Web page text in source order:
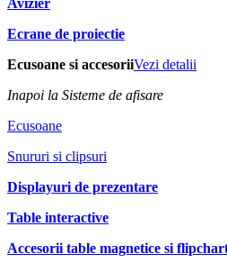
Avizier
Ecrane de proiectie
Ecusoane si accesoriiVezi detalii
Inapoi la Sisteme de afisare
Ecusoane
Snururi si clipsuri
Displayuri de prezentare
Table interactive
Accesorii table magnetice si